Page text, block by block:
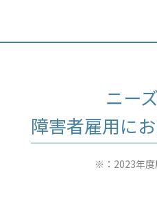
ニー
障害者雇用に
※：2023年度